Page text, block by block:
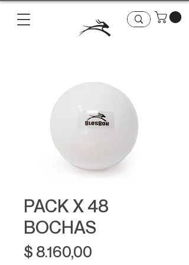
PACK X 48
BOCHAS
$ 8.160,00